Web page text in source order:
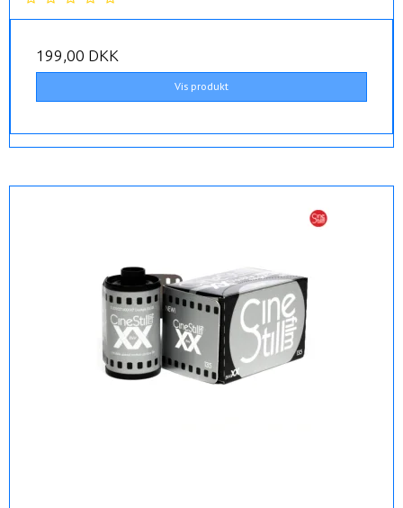
199,00 DKK
Vis produkt